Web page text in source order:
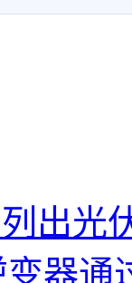
出光
器通